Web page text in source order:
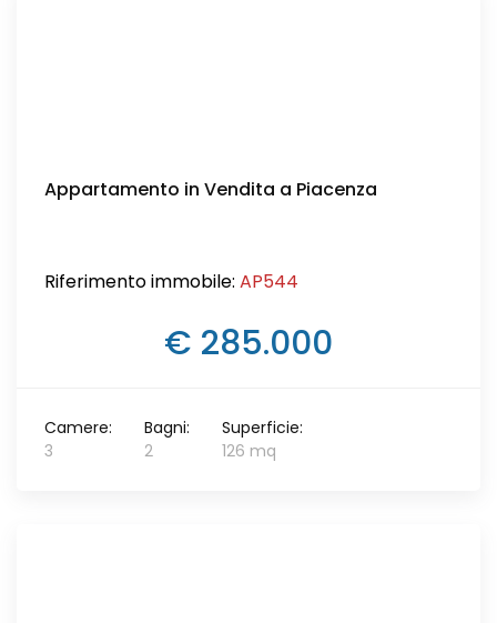
Appartamento in Vendita a Piacenza
Riferimento immobile: AP544
€ 285.000
Camere:
3
Bagni:
2
Superficie:
126 mq